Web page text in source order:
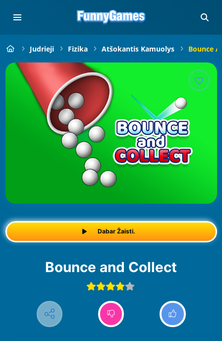
Judrieji Fizika Atšokantis Kamuolys Bounce
Dabar Žaisti.
Bounce and Collect